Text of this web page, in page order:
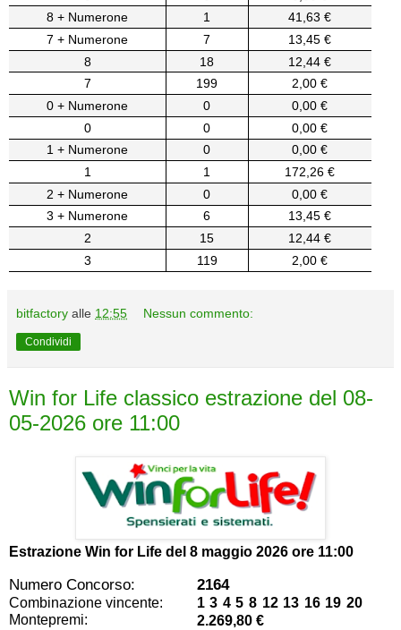
8 + Numerone
1
41,63 €
7 + Numerone
7
13,45 €
8
18
12,44 €
7
199
2,00 €
0 + Numerone
0
0,00 €
0
0
0,00 €
1 + Numerone
0
0,00 €
1
1
172,26 €
2 + Numerone
0
0,00 €
3 + Numerone
6
13,45 €
2
15
12,44 €
3
119 2,00 €
bitfactory alle 12:55 Nessun commento:
Condividi
Win for Life classico estrazione del 08-
05-2026 ore 11:00
Estrazione Win for Life del 8 maggio 2026 ore 11:00
Numero Concorso: 2164
Combinazione vincente:
1 3 4 5 8 12 13 16 19 20
Montepremi:
2.269,80 €